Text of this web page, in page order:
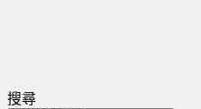
搜尋